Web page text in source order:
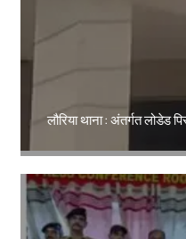
लौरिया थाना : अंतर्गत लोडेड
Amit Lekh